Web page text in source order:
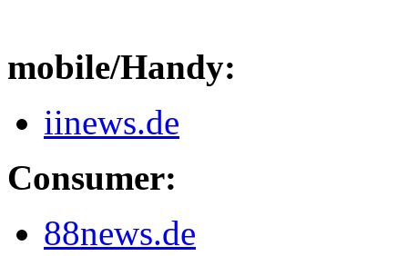
mobile/Handy:
iinews.de
Consumer:
88news.de